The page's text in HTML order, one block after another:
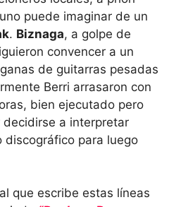
puede imaginar de un
. Biznaga, a golpe de
convencer a un
de guitarras pesadas
Berri arrasaron con
bien ejecutado pero
a interpretar
discográfico para luego
que escribe estas líneas